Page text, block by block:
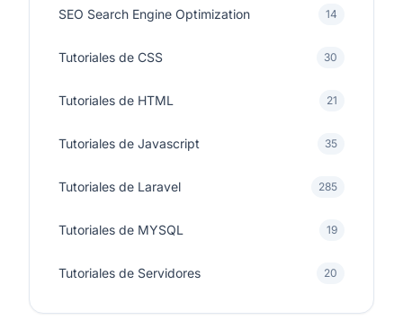
SEO Search Engine Optimization 14
Tutoriales de CSS 30
Tutoriales de HTML 21
Tutoriales de Javascript 35
Tutoriales de Laravel 285
Tutoriales de MYSQL 19
Tutoriales de Servidores 20